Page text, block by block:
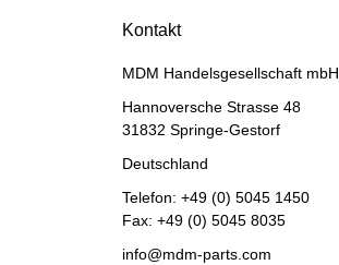
Kontakt
MDM Handelsgesellschaft mbH
Hannoversche Strasse 48
31832 Springe-Gestorf
Deutschland
Telefon: +49 (0) 5045 1450
Fax: +49 (0) 5045 8035
info@mdm-parts.com